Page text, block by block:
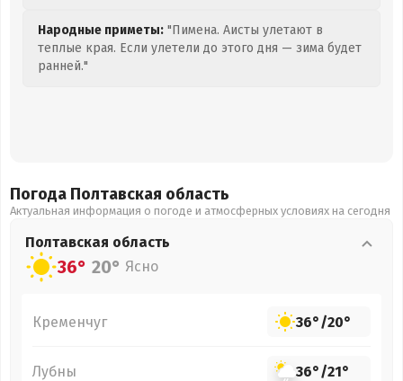
Народные приметы: "Пимена. Аисты улетают в
теплые края. Если улетели до этого дня — зима будет
ранней."
Погода Полтавская область
Актуальная информация о погоде и атмосферных условиях на сегодня
Полтавская область
36° 20° Ясно
Кременчуг 36°/20°
Лубны 36°/21°